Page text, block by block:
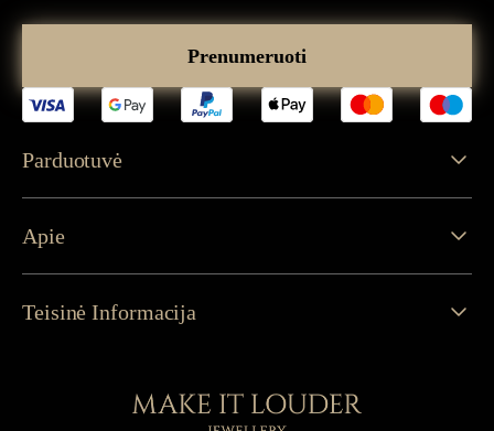
el.
paštą
Prenumeruoti
Parduotuvė
Apie
Teisinė Informacija